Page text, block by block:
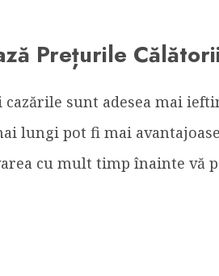
Prețurile
sunt adesea mai
lungi pot fi mai
cu mult timp înainte vă